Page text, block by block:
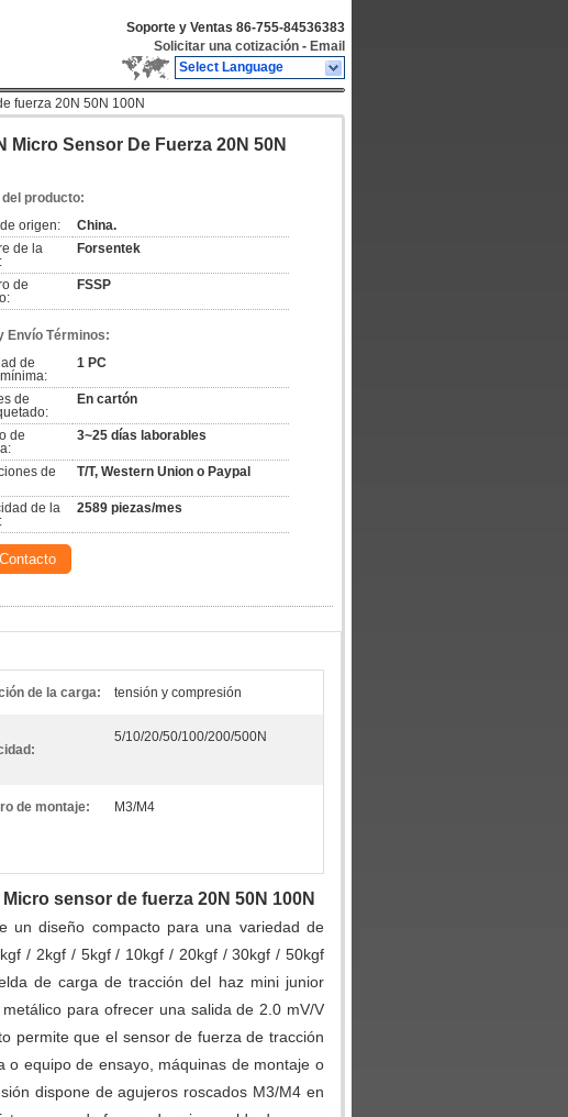
Soporte y Ventas 86-755-84536383
Solicitar una cotización - Email
Select Language
fuerza 20N 50N 100N
Micro Sensor De Fuerza 20N 50N
del producto:
origen:
China.
de la
Forsentek
de
FSSP
Envío Términos:
de
1 PC
de
En cartón
de
3~25 días laborables
de
T/T, Western Union o Paypal
de la
2589 piezas/mes
Contacto
de la carga: tensión y compresión
5/10/20/50/100/200/500N
de montaje: M3/M4
sensor de fuerza 20N 50N 100N
un diseño compacto para una variedad de
/ 2kgf / 5kgf / 10kgf / 20kgf / 30kgf / 50kgf
de carga de tracción del haz mini junior
para ofrecer una salida de 2.0 mV/V
permite que el sensor de fuerza de tracción
o equipo de ensayo, máquinas de montaje o
dispone de agujeros roscados M3/M4 en